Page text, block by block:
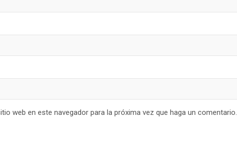
web en este navegador para la próxima vez que haga un comentario.